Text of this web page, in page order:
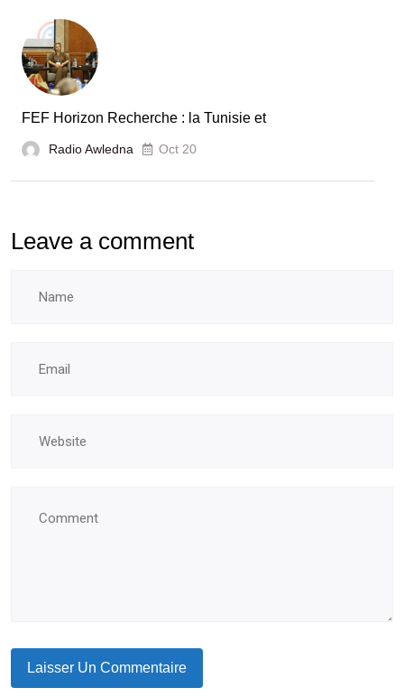
FEF Horizon Recherche : la Tunisie et
Radio Awledna Oct 20
Leave a comment